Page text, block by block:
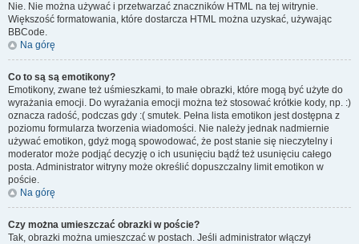
Nie. Nie można używać i przetwarzać znaczników HTML na tej witrynie.
Większość formatowania, które dostarcza HTML można uzyskać, używając
BBCode.
Na górę
Co to są są emotikony?
Emotikony, zwane też uśmieszkami, to małe obrazki, które mogą być użyte do
wyrażania emocji. Do wyrażania emocji można też stosować krótkie kody, np. :)
oznacza radość, podczas gdy :( smutek. Pełna lista emotikon jest dostępna z
poziomu formularza tworzenia wiadomości. Nie należy jednak nadmiernie
używać emotikon, gdyż mogą spowodować, że post stanie się nieczytelny i
moderator może podjąć decyzję o ich usunięciu bądź też usunięciu całego
posta. Administrator witryny może określić dopuszczalny limit emotikon w
poście.
Na górę
Czy można umieszczać obrazki w poście?
Tak, obrazki można umieszczać w postach. Jeśli administrator włączył